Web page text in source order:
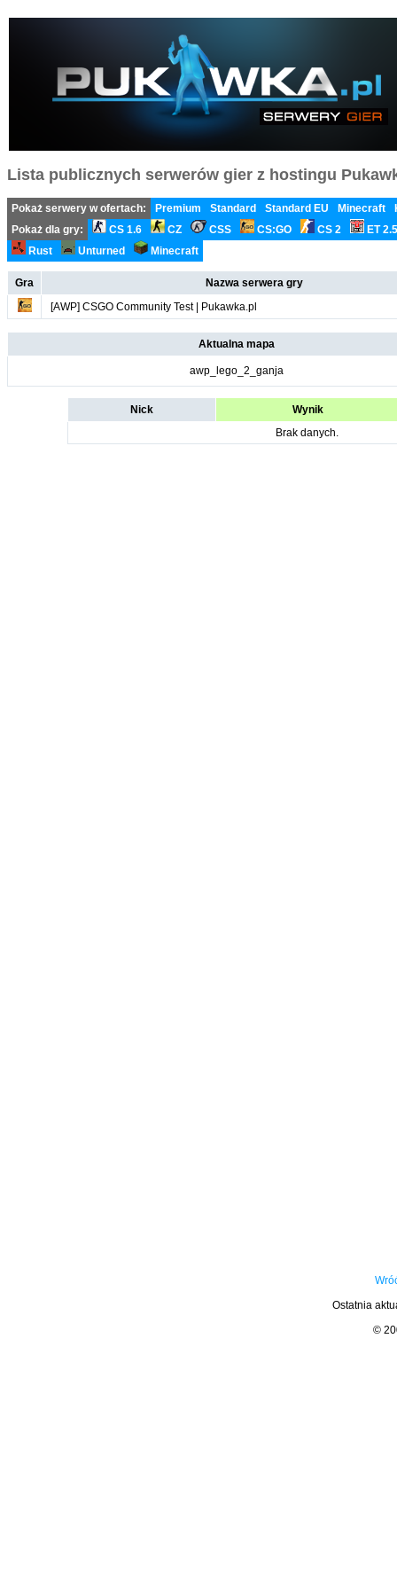
Lista publicznych serwerów gier z hostingu
Pokaż serwery w ofertach: Premium Standard Standard EU Minecraft
Pokaż dla gry:
CS 1.6 CZ CSS CS:GO CS 2
ET
Rust
Unturned Minecraft
Gra
Nazwa serwera gry
[AWP] CSGO Community Test | Pukawka.pl
Aktualna mapa
awp_lego_2_ganja
Nick
Wynik
Brak danych.
Ostatnia
©